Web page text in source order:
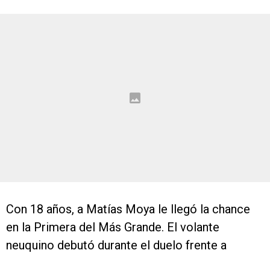
Con 18 años, a Matías Moya le llegó la chance
en la Primera del Más Grande. El volante
neuquino debutó durante el duelo frente a